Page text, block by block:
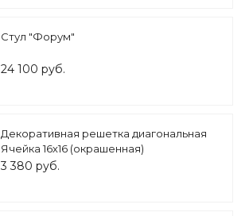
Стул "Форум"
24 100 руб.
Декоративная решетка диагональная
Ячейка 16х16 (окрашенная)
3 380 руб.